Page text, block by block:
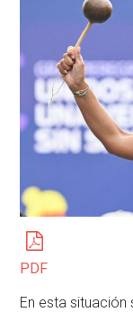
PDF
En esta